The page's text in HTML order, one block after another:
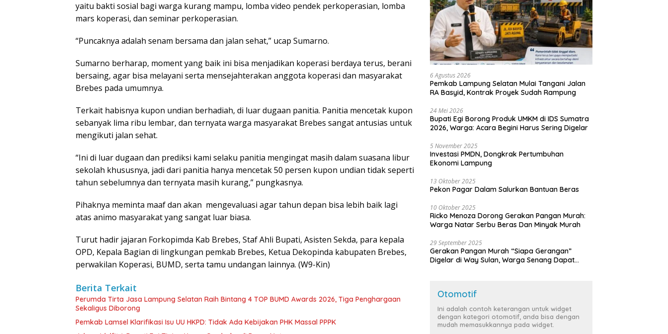
yaitu bakti sosial bagi warga kurang mampu, lomba video pendek perkoperasian, lomba
mars koperasi, dan seminar perkoperasian.
“Puncaknya adalah senam bersama dan jalan sehat,” ucap Sumarno.
Sumarno berharap, moment yang baik ini bisa menjadikan koperasi berdaya terus, berani
bersaing, agar bisa melayani serta mensejahterakan anggota koperasi dan masyarakat
Brebes pada umumnya.
Terkait habisnya kupon undian berhadiah, di luar dugaan panitia. Panitia mencetak kupon
sebanyak lima ribu lembar, dan ternyata warga masyarakat Brebes sangat antusias untuk
mengikuti jalan sehat.
“Ini di luar dugaan dan prediksi kami selaku panitia mengingat masih dalam suasana libur
sekolah khususnya, jadi dari panitia hanya mencetak 50 persen kupon undian tidak seperti
tahun sebelumnya dan ternyata masih kurang,” pungkasnya.
Pihaknya meminta maaf dan akan mengevaluasi agar tahun depan bisa lebih baik lagi
atas animo masyarakat yang sangat luar biasa.
Turut hadir jajaran Forkopimda Kab Brebes, Staf Ahli Bupati, Asisten Sekda, para kepala
OPD, Kepala Bagian di lingkungan pemkab Brebes, Ketua Dekopinda kabupaten Brebes,
perwakilan Koperasi, BUMD, serta tamu undangan lainnya. (W9-Kin)
Berita Terkait
Perumda Tirta Jasa Lampung Selatan Raih Bintang 4 TOP BUMD Awards 2026, Tiga Penghargaan
Sekaligus Diborong
Pemkab Lamsel Klarifikasi Isu UU HKPD: Tidak Ada Kebijakan PHK Massal PPPK
6 Agustus 2026
Pemkab Lampung Selatan Mulai Tangani Jalan
RA Basyid, Kontrak Proyek Sudah Rampung
24 Mei 2026
Bupati Egi Borong Produk UMKM di IDS Sumatra
2026, Warga: Acara Begini Harus Sering Digelar
5 November 2025
Investasi PMDN, Dongkrak Pertumbuhan
Ekonomi Lampung
13 Oktober 2025
Pekon Pagar Dalam Salurkan Bantuan Beras
10 Oktober 2025
Ricko Menoza Dorong Gerakan Pangan Murah:
Warga Natar Serbu Beras Dan Minyak Murah
29 September 2025
Gerakan Pangan Murah “Siapa Gerangan”
Digelar di Way Sulan, Warga Senang Dapat
Otomotif
Ini adalah contoh keterangan untuk widget
dengan kategori otomotif, anda bisa dengan
mudah memasukkannya pada widget.